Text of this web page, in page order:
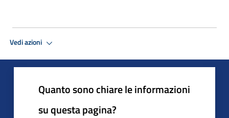
Vedi azioni
Quanto sono chiare le informazioni
su questa pagina?